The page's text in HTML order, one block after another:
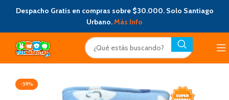
Despacho Gratis en compras sobre $30.000. Solo Santiago
Urbano.Más Info
-59%